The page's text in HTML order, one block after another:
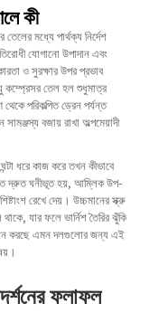
কী
মধ্যে পার্থক্য নির্দেশ
যোগানো উপাদান এবং
ও সুরক্ষার উপর প্রভাব
কম্প্রেসর তেল হল শুধুমাত্র
পরিকল্পিত ড্রেন পর্যন্ত
বজায় রাখা অল্পমেয়াদী
ধরে কাজ করে তখন কীভাবে
দ্রুত ঘনীভূত হয়, আম্লিক উপ-
রেখে দেয়। উচ্চমানের স্ক্রু
যার ফলে ভার্নিশ তৈরির ঝুঁকি
করছে এমন দলগুলোর জন্য এই
ফলাফল